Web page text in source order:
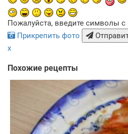
Пожалуйста, введите символы с
Прикрепить фото
x
Похожие рецепты